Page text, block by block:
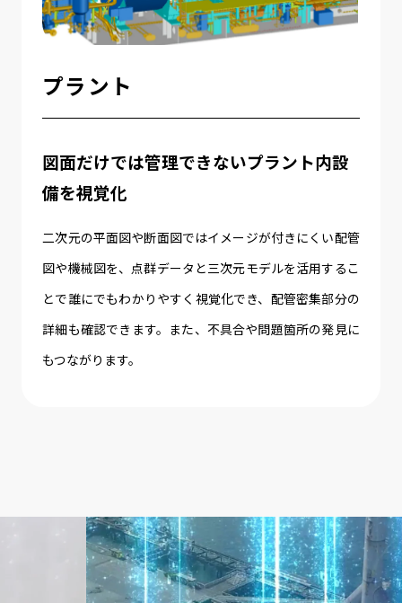
プラント
図面だけでは管理できないプラント内設
備を視覚化
二次元の平面図や断面図ではイメージが付きにくい配管
図や機械図を、点群データと三次元モデルを活用するこ
とで誰にでもわかりやすく視覚化でき、配管密集部分の
詳細も確認できます。また、不具合や問題箇所の発見に
もつながります。